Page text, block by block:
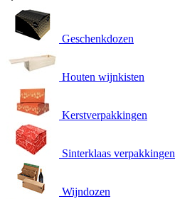
Geschenkdozen
Houten wijnkisten
Kerstverpakkingen
Sinterklaas verpakkingen
Wijndozen